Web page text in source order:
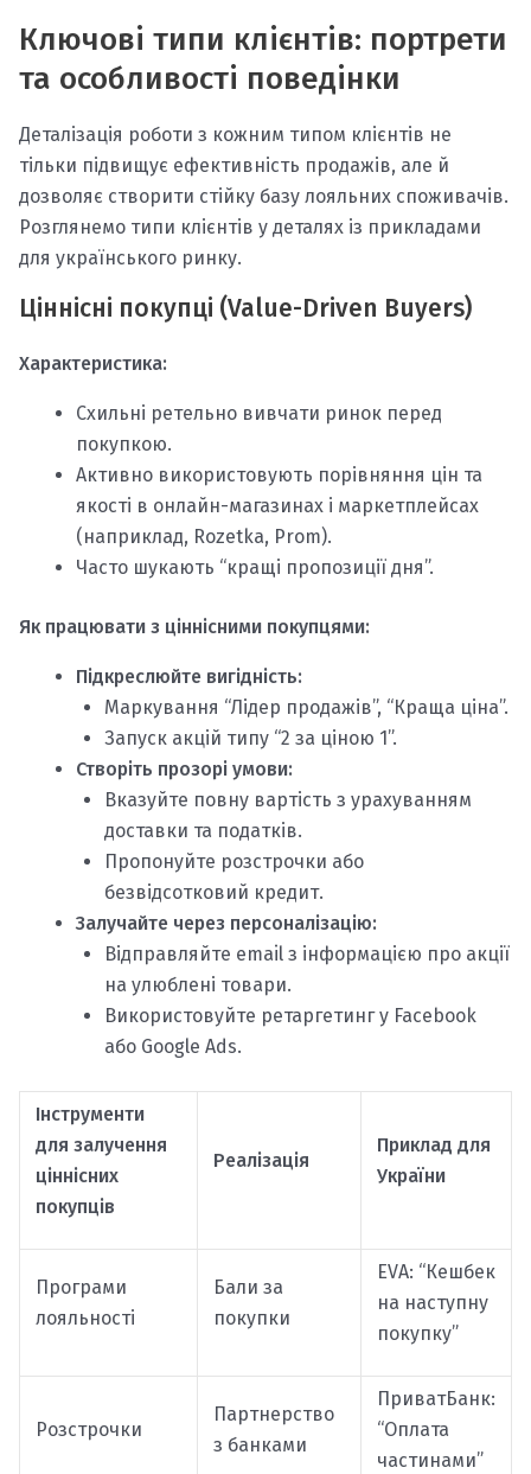
Ключові типи клієнтів: портрети
та особливості поведінки
Деталізація роботи з кожним типом клієнтів не
тільки підвищує ефективність продажів, але й
дозволяє створити стійку базу лояльних споживачів.
Розглянемо типи клієнтів у деталях із прикладами
для українського ринку.
Ціннісні покупці (Value-Driven Buyers)
Характеристика:
Схильні ретельно вивчати ринок перед
покупкою.
Активно використовують порівняння цін та
якості в онлайн-магазинах і маркетплейсах
(наприклад, Rozetka, Prom).
Часто шукають “кращі пропозиції дня”.
Як працювати з ціннісними покупцями:
Підкреслюйте вигідність:
Маркування “Лідер продажів”, “Краща ціна”.
Запуск акцій типу “2 за ціною 1”.
Створіть прозорі умови:
Вказуйте повну вартість з урахуванням
доставки та податків.
Пропонуйте розстрочки або
безвідсотковий кредит.
Залучайте через персоналізацію:
Відправляйте email з інформацією про акції
на улюблені товари.
Використовуйте ретаргетинг у Facebook
або Google Ads.
Інструменти
для залучення
ціннісних
покупців
Реалізація
Приклад для
України
Програми
лояльності
Бали за
покупки
EVA: “Кешбек
на наступну
покупку”
Розстрочки
Партнерство
з банками
ПриватБанк:
“Оплата
частинами”